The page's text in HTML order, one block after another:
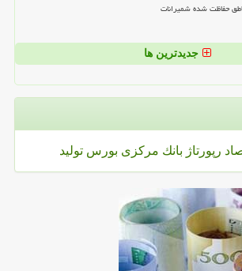
حفاظت شده شمیرانات
جدیدترین ها
رپورتاژ بانك مركزی بورس تولید